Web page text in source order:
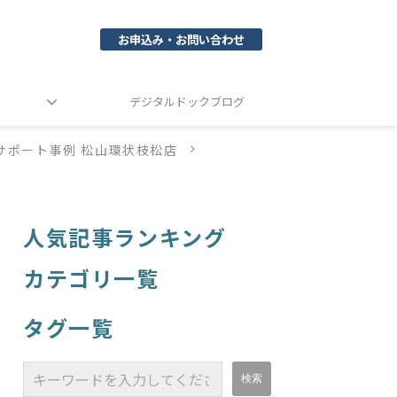
お申込み・お問い合わせ
デジタルドックブログ
ポート事例 松山環状枝松店
人気記事ランキング
カテゴリ一覧
タグ一覧